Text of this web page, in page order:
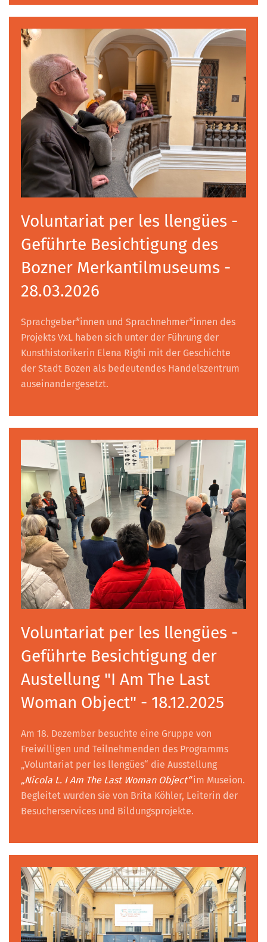
Voluntariat per les llengües -
Geführte Besichtigung des
Bozner Merkantilmuseums -
28.03.2026
Sprachgeber*innen und Sprachnehmer*innen des
Projekts VxL haben sich unter der Führung der
Kunsthistorikerin Elena Righi mit der Geschichte
der Stadt Bozen als bedeutendes Handelszentrum
auseinandergesetzt.
Voluntariat per les llengües -
Geführte Besichtigung der
Austellung "I Am The Last
Woman Object" - 18.12.2025
Am 18. Dezember besuchte eine Gruppe von
Freiwilligen und Teilnehmenden des Programms
„Voluntariat per les llengües“ die Ausstellung
„Nicola L. I Am The Last Woman Object“im Museion.
Begleitet wurden sie von Brita Köhler, Leiterin der
Besucherservices und Bildungsprojekte.